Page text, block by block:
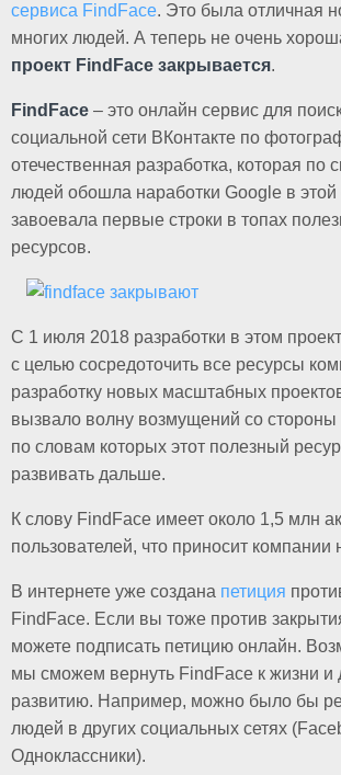
сервиса FindFace. Это была отличная
многих людей. А теперь не очень
проект FindFace закрывается.
FindFace – это онлайн сервис для
социальной сети ВКонтакте по
отечественная разработка, которая по
людей обошла наработки Google в
завоевала первые строки в топах
ресурсов.
С 1 июля 2018 разработки в этом
с целью сосредоточить все ресурсы
разработку новых масштабных
вызвало волну возмущений со стороны
по словам которых этот полезный
развивать дальше.
К слову FindFace имеет около 1,5 млн
пользователей, что приносит компании
В интернете уже создана петиция
FindFace. Если вы тоже против
можете подписать петицию онлайн.
мы сможем вернуть FindFace к жизни
развитию. Например, можно было бы
людей в других социальных сетях
Одноклассники).